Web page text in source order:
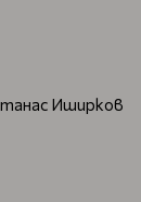
Иширков